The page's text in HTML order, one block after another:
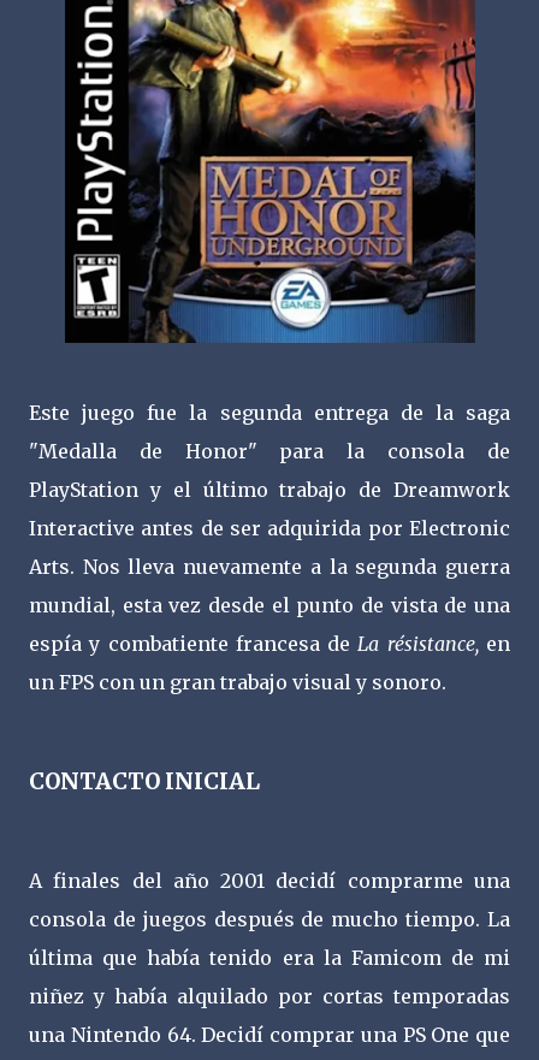
Este juego fue la segunda entrega de la saga
"Medalla de Honor" para la consola de
PlayStation y el último trabajo de Dreamwork
Interactive antes de ser adquirida por Electronic
Arts. Nos lleva nuevamente a la segunda guerra
mundial, esta vez desde el punto de vista de una
espía y combatiente francesa deLa résistance,en
un FPS con un gran trabajo visual y sonoro.
CONTACTO INICIAL
A finales del año 2001 decidí comprarme una
consola de juegos después de mucho tiempo. La
última que había tenido era la Famicom de mi
niñez y había alquilado por cortas temporadas
una Nintendo 64. Decidí comprar una PS One que